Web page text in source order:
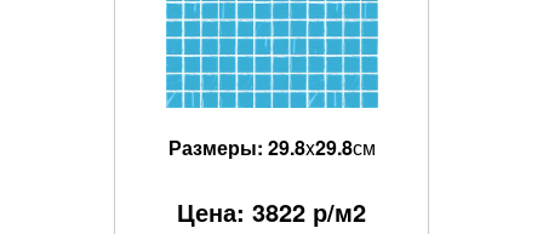
Размеры: 29.8x29.8см
Цена: 3822 р/м2